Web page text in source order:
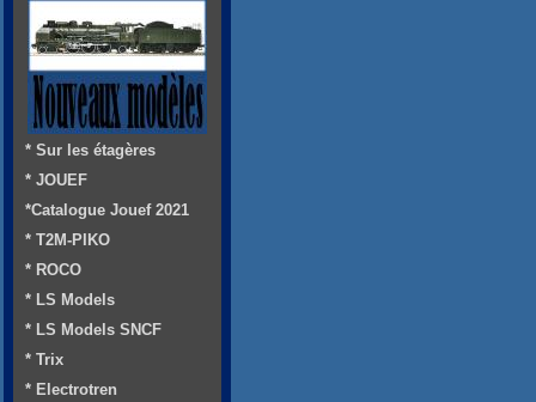
* Sur les étagères
* JOUEF
*Catalogue Jouef 2021
* T2M-PIKO
* ROCO
* LS Models
* LS Models SNCF
* Trix
* Electrotren